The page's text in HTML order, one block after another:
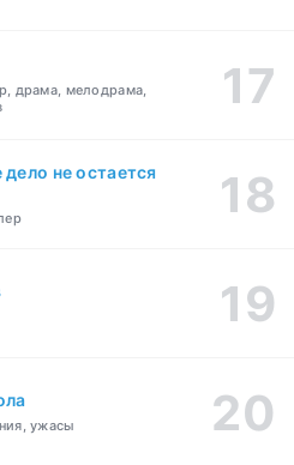
драма, мелодрама,
не остается
ужасы